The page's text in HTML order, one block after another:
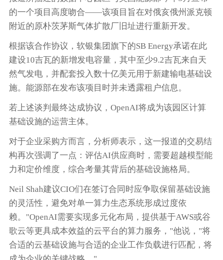
的一个项目高度吻合——该项目旨在对俄亥俄州派克顿
附近的原朴茨茅斯气体扩散厂旧址进行重新开发。
根据该合作协议，软银集团旗下的SB Energy承诺在此
建设10吉瓦的新增发电容量，其中至少9.2吉瓦来自天
然气发电，并配套投入数十亿美元用于新建输电基础设
施。能源部在发布该项目时并未透露租户信息。
若上述谈判最终达成协议，OpenAI将成为该园区计算
基础设施的运营主体。
对于企业采购方而言，分析师表示，这一报道的交易结
构再次强调了一点：评估AI供应商时，需要超越模型能
力和定价维度，综合考量其背后的基础设施格局。
Neil Shah建议CIO们在签订合同时应争取保留基础设施
的灵活性，避免对单一算力生态系统形成过度依
赖。"OpenAI需要实现多元化布局，提供基于AWS或谷
歌云等更具成本效益的云平台的算力服务，"他说，"将
合适的云基础设施与合适的企业工作负载进行匹配，将